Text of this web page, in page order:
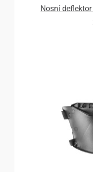
Nosní